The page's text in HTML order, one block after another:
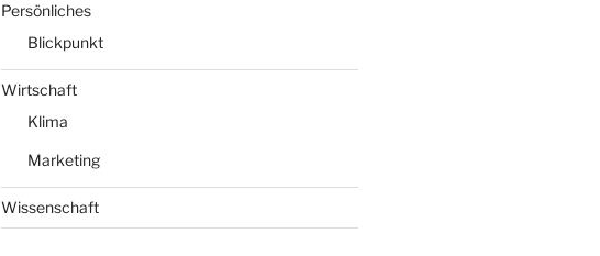
Persönliches
Blickpunkt
Wirtschaft
Klima
Marketing
Wissenschaft